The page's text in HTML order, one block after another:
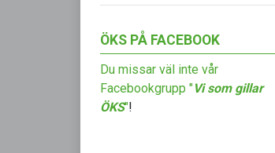
ÖKS PÅ FACEBOOK
Du missar väl inte vår
Facebookgrupp "Vi som gillar
ÖKS"!